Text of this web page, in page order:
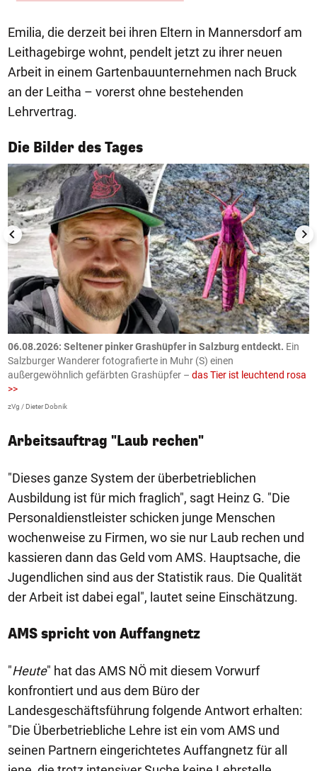
Emilia, die derzeit bei ihren Eltern in Mannersdorf am
Leithagebirge wohnt, pendelt jetzt zu ihrer neuen
Arbeit in einem Gartenbauunternehmen nach Bruck
an der Leitha – vorerst ohne bestehenden
Lehrvertrag.
Die Bilder des Tages
1/50
06.08.2026: Seltener pinker Grashüpfer in Salzburg entdeckt. Ein
Salzburger Wanderer fotografierte in Muhr (S) einen
außergewöhnlich gefärbten Grashüpfer – das Tier ist leuchtend rosa
>>
zVg / Dieter Dobnik
Arbeitsauftrag "Laub rechen"
"Dieses ganze System der überbetrieblichen
Ausbildung ist für mich fraglich", sagt Heinz G. "Die
Personaldienstleister schicken junge Menschen
wochenweise zu Firmen, wo sie nur Laub rechen und
kassieren dann das Geld vom AMS. Hauptsache, die
Jugendlichen sind aus der Statistik raus. Die Qualität
der Arbeit ist dabei egal", lautet seine Einschätzung.
AMS spricht von Auffangnetz
"Heute" hat das AMS NÖ mit diesem Vorwurf
konfrontiert und aus dem Büro der
Landesgeschäftsführung folgende Antwort erhalten:
"Die Überbetriebliche Lehre ist ein vom AMS und
seinen Partnern eingerichtetes Auffangnetz für all